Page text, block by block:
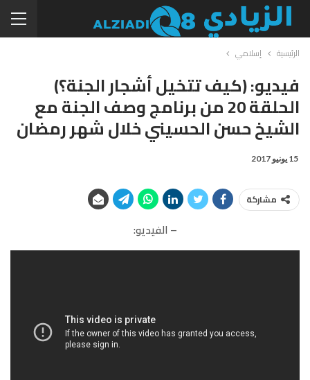
الرئيسية إسلامي
فيديو: (كيف تتخيل أشجار الجنة؟)
الحلقة 20 من برنامج وصف الجنة مع
الشيخ حسن الحسيني خلال شهر رمضان
15 يونيو 2017
مشاركة
– الفيديو: